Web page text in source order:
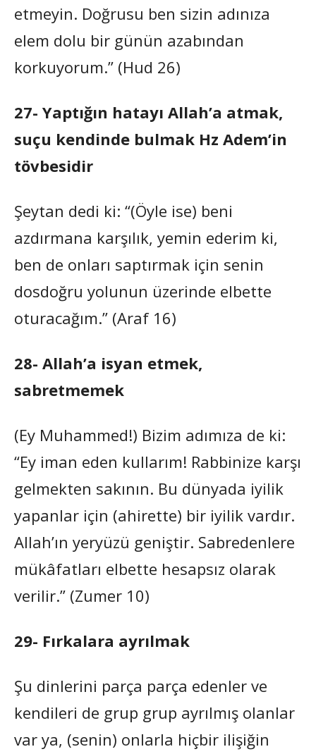
etmeyin. Doğrusu ben sizin adınıza
elem dolu bir günün azabından
korkuyorum.” (Hud 26)
27- Yaptığın hatayı Allah’a atmak,
suçu kendinde bulmak Hz Adem’in
tövbesidir
Şeytan dedi ki: “(Öyle ise) beni
azdırmana karşılık, yemin ederim ki,
ben de onları saptırmak için senin
dosdoğru yolunun üzerinde elbette
oturacağım.” (Araf 16)
28- Allah’a isyan etmek,
sabretmemek
(Ey Muhammed!) Bizim adımıza de ki:
“Ey iman eden kullarım! Rabbinize karşı
gelmekten sakının. Bu dünyada iyilik
yapanlar için (ahirette) bir iyilik vardır.
Allah’ın yeryüzü geniştir. Sabredenlere
mükâfatları elbette hesapsız olarak
verilir.” (Zumer 10)
29- Fırkalara ayrılmak
Şu dinlerini parça parça edenler ve
kendileri de grup grup ayrılmış olanlar
var ya, (senin) onlarla hiçbir ilişiğin